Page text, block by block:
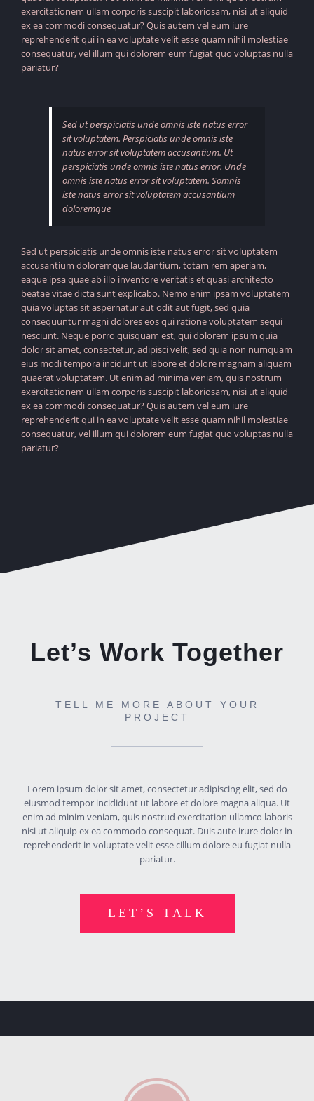
exercitationem ullam corporis suscipit laboriosam, nisi ut aliquid
ex ea commodi consequatur? Quis autem vel eum iure
reprehenderit qui in ea voluptate velit esse quam nihil molestiae
consequatur, vel illum qui dolorem eum fugiat quo voluptas nulla
pariatur?
Sed ut perspiciatis unde omnis iste natus error
sit voluptatem. Perspiciatis unde omnis iste
natus error sit voluptatem accusantium. Ut
perspiciatis unde omnis iste natus error. Unde
omnis iste natus error sit voluptatem. Somnis
iste natus error sit voluptatem accusantium
doloremque
Sed ut perspiciatis unde omnis iste natus error sit voluptatem
accusantium doloremque laudantium, totam rem aperiam,
eaque ipsa quae ab illo inventore veritatis et quasi architecto
beatae vitae dicta sunt explicabo. Nemo enim ipsam voluptatem
quia voluptas sit aspernatur aut odit aut fugit, sed quia
consequuntur magni dolores eos qui ratione voluptatem sequi
nesciunt. Neque porro quisquam est, qui dolorem ipsum quia
dolor sit amet, consectetur, adipisci velit, sed quia non numquam
eius modi tempora incidunt ut labore et dolore magnam aliquam
quaerat voluptatem. Ut enim ad minima veniam, quis nostrum
exercitationem ullam corporis suscipit laboriosam, nisi ut aliquid
ex ea commodi consequatur? Quis autem vel eum iure
reprehenderit qui in ea voluptate velit esse quam nihil molestiae
consequatur, vel illum qui dolorem eum fugiat quo voluptas nulla
pariatur?
Let’s Work Together
TELL ME MORE ABOUT YOUR
PROJECT
Lorem ipsum dolor sit amet, consectetur adipiscing elit, sed do
eiusmod tempor incididunt ut labore et dolore magna aliqua. Ut
enim ad minim veniam, quis nostrud exercitation ullamco laboris
nisi ut aliquip ex ea commodo consequat. Duis aute irure dolor in
reprehenderit in voluptate velit esse cillum dolore eu fugiat nulla
pariatur.
LET’S TALK